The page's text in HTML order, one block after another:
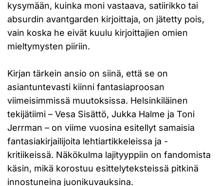
kysymään, kuinka moni vastaava, satiirikko tai
absurdin avantgarden kirjoittaja, on jätetty pois,
vain koska he eivät kuulu kirjoittajien omien
mieltymysten piiriin.
Kirjan tärkein ansio on siinä, että se on
asiantuntevasti kiinni fantasiaproosan
viimeisimmissä muutoksissa. Helsinkiläinen
tekijätiimi – Vesa Sisättö, Jukka Halme ja Toni
Jerrman – on viime vuosina esitellyt samaisia
fantasiakirjailijoita lehtiartikkeleissa ja -
kritiikeissä. Näkökulma lajityyppiin on fandomista
käsin, mikä korostuu esittelyteksteissä pitkinä
innostuneina juonikuvauksina.